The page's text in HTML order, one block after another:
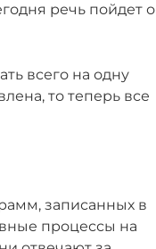
речь пойдет о
всего на одну
то теперь все
записанных в
процессы на